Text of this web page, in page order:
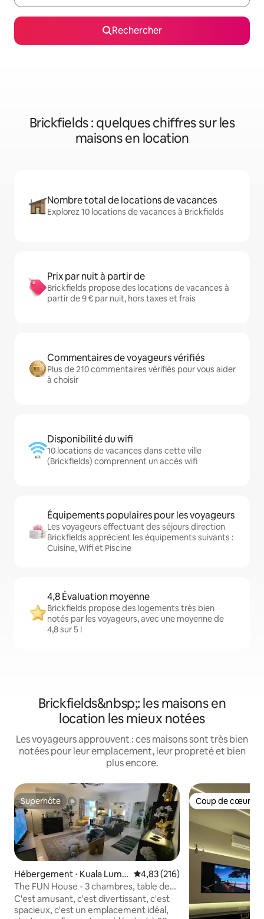
Rechercher
Brickfields : quelques chiffres sur les
maisons en location
Nombre total de locations de vacances
Explorez 10 locations de vacances à Brickfields
Prix par nuit à partir de
Brickfields propose des locations de vacances à
partir de 9 € par nuit, hors taxes et frais
Commentaires de voyageurs vérifiés
Plus de 210 commentaires vérifiés pour vous aider
à choisir
Disponibilité du wifi
10 locations de vacances dans cette ville
(Brickfields) comprennent un accès wifi
Équipements populaires pour les voyageurs
Les voyageurs effectuant des séjours direction
Brickfields apprécient les équipements suivants :
Cuisine, Wifi et Piscine
4,8 Évaluation moyenne
Brickfields propose des logements très bien
notés par les voyageurs, avec une moyenne de
4,8 sur 5 !
Brickfields&nbsp;: les maisons en
location les mieux notées
Les voyageurs approuvent : ces maisons sont très bien
notées pour leur emplacement, leur propreté et bien
plus encore.
Superhôte
Superhôte
Hébergement ⋅ Kuala Lump
ur
Évaluation moyenne sur la
4,83 (216)
The FUN House - 3 chambres, table de
billard et BEAUCOUP plus
C'est amusant, c'est divertissant, c'est
spacieux, c'est un emplacement idéal,
Coup de cœur
Coup de cœur